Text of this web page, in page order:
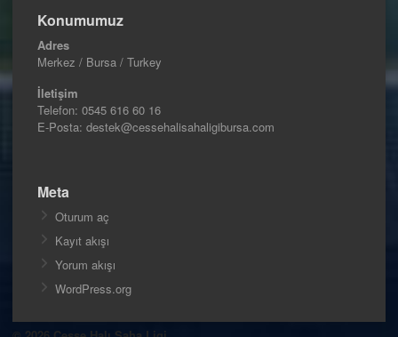
Konumumuz
Adres
Merkez / Bursa / Turkey
İletişim
Telefon: 0545 616 60 16
E-Posta: destek@cessehalisahaligibursa.com
Meta
Oturum aç
Kayıt akışı
Yorum akışı
WordPress.org